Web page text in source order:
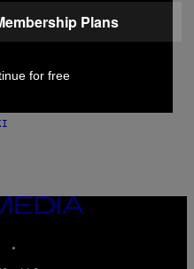
het Engelse
Plans
for free